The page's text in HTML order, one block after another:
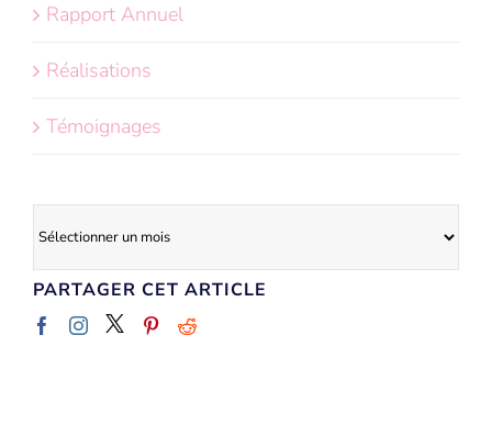
PARTAGER CET ARTICLE
Rapport Annuel
Réalisations
Témoignages